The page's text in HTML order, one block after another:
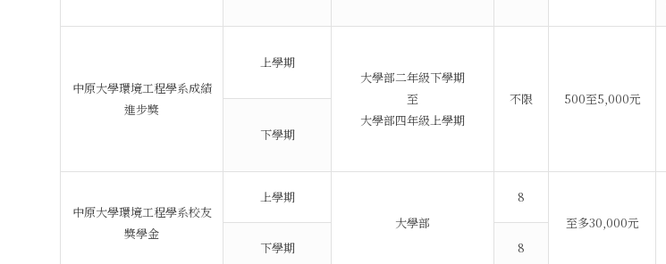
中原大學環境工程學系成績
進步獎
上學期
大學部二年級下學期
至
大學部四年級上學期
不限 500至5,000元
下學期
中原大學環境工程學系校友
獎學金
上學期
大學部
8
至多30,000元
下學期
8